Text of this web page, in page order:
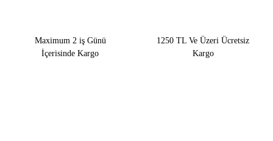
Maximum 2 iş Günü
İçerisinde Kargo
1250 TL Ve Üzeri Ücretsiz
Kargo